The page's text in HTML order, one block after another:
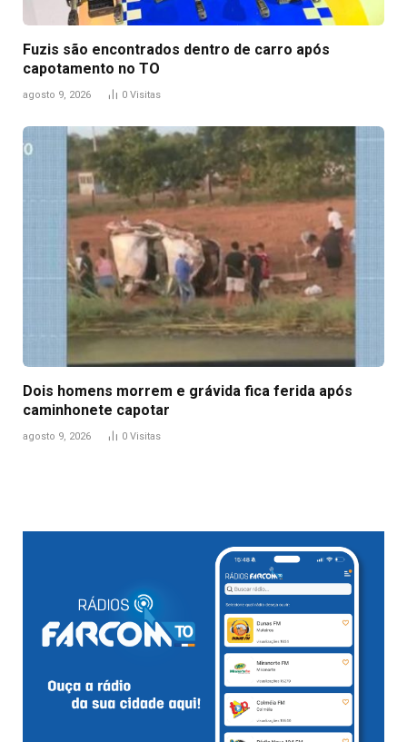
Fuzis são encontrados dentro de carro após
capotamento no TO
agosto 9, 2026 0 Visitas
Dois homens morrem e grávida fica ferida após
caminhonete capotar
agosto 9, 2026 0 Visitas